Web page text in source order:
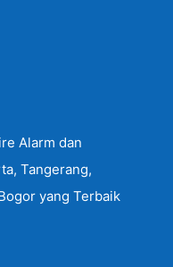
Alarm dan
Tangerang,
yang Terbaik